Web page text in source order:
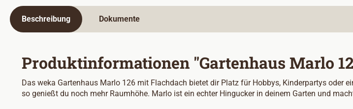
Beschreibung Dokumente
Produktinformationen "Gartenhaus Marlo
Das weka Gartenhaus Marlo 126 mit Flachdach bietet dir Platz für Hobbys, Kinderpartys oder
so genießt du noch mehr Raumhöhe. Marlo ist ein echter Hingucker in deinem Garten und